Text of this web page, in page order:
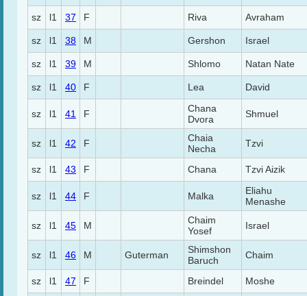
sz l1 37 F Riva Avraham
sz l1 38 M Gershon Israel
sz l1 39 M Shlomo Natan Nate
sz l1 40 F Lea David
sz l1 41 F
Chana
Dvora
Shmuel
sz l1 42 F
Chaia
Necha
Tzvi
sz l1 43 F Chana Tzvi Aizik
sz l1 44 F Malka
Eliahu
Menashe
sz l1 45 M
Chaim
Yosef
Israel
sz l1 46 M Guterman
Shimshon
Baruch
Chaim
sz l1 47 F Breindel Moshe